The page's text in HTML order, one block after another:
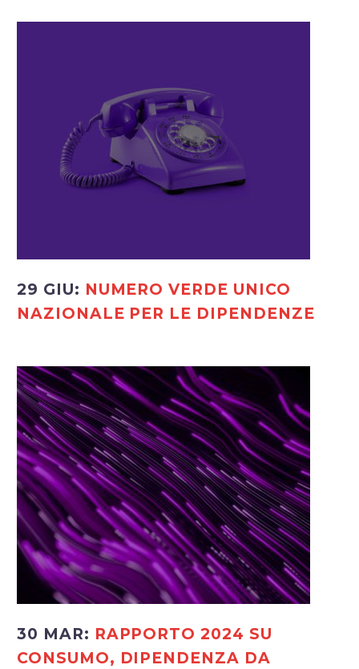
29 GIU: NUMERO VERDE UNICO
NAZIONALE PER LE DIPENDENZE
30 MAR: RAPPORTO 2024 SU
CONSUMO, DIPENDENZA DA